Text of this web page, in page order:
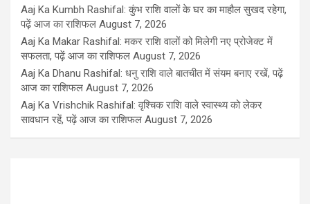
Aaj Ka Kumbh Rashifal: कुंभ राशि वालों के घर का माहौल सुखद रहेगा,
पढ़ें आज का राशिफल August 7, 2026
Aaj Ka Makar Rashifal: मकर राशि वालों को मिलेगी नए प्रोजेक्ट में
सफलता, पढ़ें आज का राशिफल August 7, 2026
Aaj Ka Dhanu Rashifal: धनु राशि वाले बातचीत में संयम बनाए रखें, पढ़ें
आज का राशिफल August 7, 2026
Aaj Ka Vrishchik Rashifal: वृश्चिक राशि वाले स्वास्थ्य को लेकर
सावधान रहें, पढ़ें आज का राशिफल August 7, 2026